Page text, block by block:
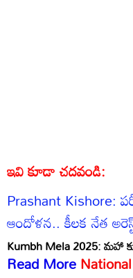
ఇవి కూడా చదవండి:
Prashant Kishore:
ఆందోళన.. కీలక నేత
Kumbh Mela 2025: మహా
Read More